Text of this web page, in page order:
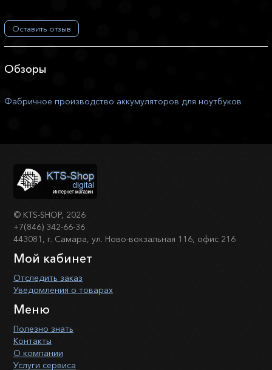
Оставить отзыв
Обзоры
Фабричное производство аккумуляторов для ноутбуков
© KTS-SHOP, 2026
+7(846) 342-66-36
443081, г. Самара, ул. Ново-вокзальная 116, офис 216
Мой кабинет
Отследить заказ
Уведомления о товарах
Меню
Полезно знать
Контакты
О компании
Услуги сервиса